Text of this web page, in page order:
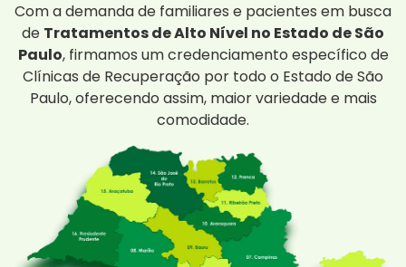
Com a demanda de familiares e pacientes em busca
de Tratamentos de Alto Nível no Estado de São
Paulo, firmamos um credenciamento específico de
Clínicas de Recuperação por todo o Estado de São
Paulo, oferecendo assim, maior variedade e mais
comodidade.